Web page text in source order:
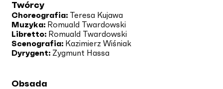
Twórcy
Choreografia: Teresa Kujawa
Muzyka: Romuald Twardowski
Libretto: Romuald Twardowski
Scenografia: Kazimierz Wiśniak
Dyrygent: Zygmunt Hassa
Obsada